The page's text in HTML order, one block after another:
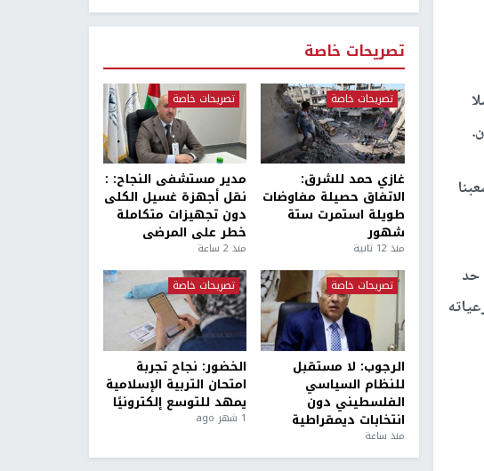
تصريحات خاصة
تصريحات خاصة
غازي حمد للشرق:
الاتفاق حصيلة مفاوضات
طويلة استمرت ستة
شهور
منذ 12 ثانية
تصريحات خاصة
مدير مستشفى النجاح: :
نقل أجهزة غسيل الكلى
دون تجهيزات متكاملة
خطر على المرضى
منذ 2 ساعة
تصريحات خاصة
الرجوب: لا مستقبل
للنظام السياسي
الفلسطيني دون
انتخابات ديمقراطية
منذ ساعة
تصريحات خاصة
الخضور: نجاح تجربة
امتحان التربية الإسلامية
يمهد للتوسع إلكترونيًا
1 شهر ago